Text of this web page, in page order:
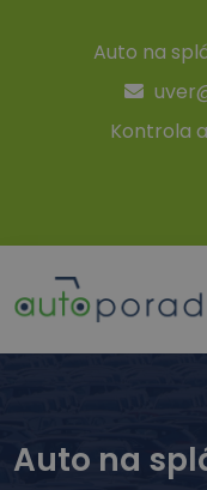
Auto na
Kontrola
Auto na